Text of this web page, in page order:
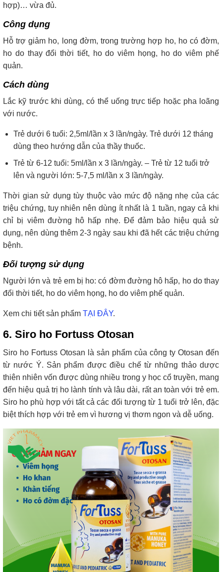
hợp)… vừa đủ.
Công dụng
Hỗ trợ giảm ho, long đờm, trong trường hợp ho, ho có đờm,
ho do thay đổi thời tiết, ho do viêm họng, ho do viêm phế
quản.
Cách dùng
Lắc kỹ trước khi dùng, có thể uống trực tiếp hoặc pha loãng
với nước.
Trẻ dưới 6 tuổi: 2,5ml/lần x 3 lần/ngày. Trẻ dưới 12 tháng
dùng theo hướng dẫn của thầy thuốc.
Trẻ từ 6-12 tuổi: 5ml/lần x 3 lần/ngày. – Trẻ từ 12 tuổi trở
lên và người lớn: 5-7,5 ml/lần x 3 lần/ngày.
Thời gian sử dụng tùy thuộc vào mức độ nặng nhẹ của các
triệu chứng, tuy nhiên nên dùng ít nhất là 1 tuần, ngay cả khi
chỉ bị viêm đường hô hấp nhẹ. Để đảm bảo hiệu quả sử
dụng, nên dùng thêm 2-3 ngày sau khi đã hết các triệu chứng
bệnh.
Đối tượng sử dụng
Người lớn và trẻ em bị ho: có đờm đường hô hấp, ho do thay
đổi thời tiết, ho do viêm họng, ho do viêm phế quản.
Xem chi tiết sản phẩm TẠI ĐÂY.
6. Siro ho Fortuss Otosan
Siro ho Fortuss Otosan là sản phẩm của công ty Otosan đến
từ nước Ý. Sản phẩm được điều chế từ những thảo dược
thiên nhiên vốn được dùng nhiều trong y học cổ truyền, mang
đến hiệu quả trị ho lành tính và lâu dài, rất an toàn với trẻ em.
Siro ho phù hợp với tất cả các đối tượng từ 1 tuổi trở lên, đặc
biệt thích hợp với trẻ em vì hương vị thơm ngon và dễ uống.